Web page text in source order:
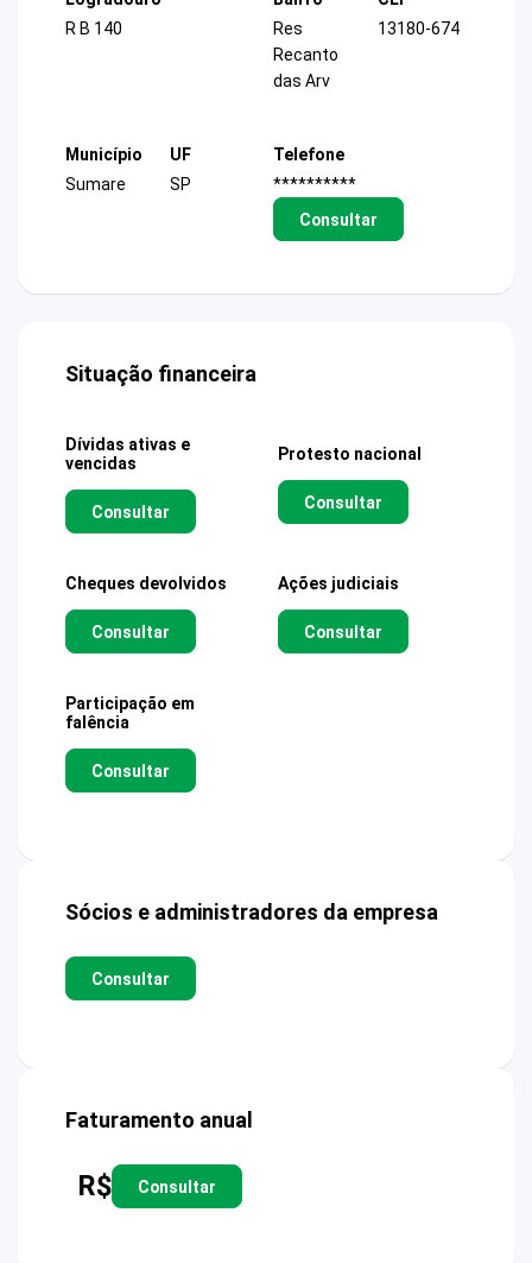
R B 140
Res
Recanto
das Arv
13180-674
Município
Sumare
UF
SP
Telefone
**********
Consultar
Situação financeira
Dívidas ativas e
vencidas
Consultar
Protesto nacional
Consultar
Cheques devolvidos
Consultar
Ações judiciais
Consultar
Participação em
falência
Consultar
Sócios e administradores da empresa
Consultar
Faturamento anual
R$ Consultar